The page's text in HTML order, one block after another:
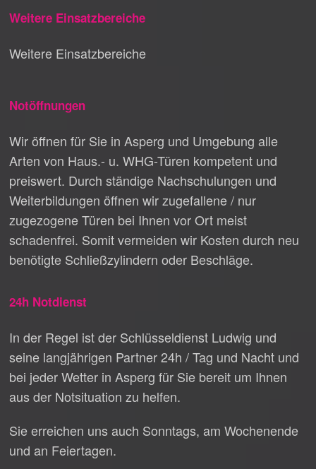
Weitere Einsatzbereiche
Weitere Einsatzbereiche
Notöffnungen
Wir öffnen für Sie in Asperg und Umgebung alle
Arten von Haus.- u. WHG-Türen kompetent und
preiswert. Durch ständige Nachschulungen und
Weiterbildungen öffnen wir zugefallene / nur
zugezogene Türen bei Ihnen vor Ort meist
schadenfrei. Somit vermeiden wir Kosten durch neu
benötigte Schließzylindern oder Beschläge.
24h Notdienst
In der Regel ist der Schlüsseldienst Ludwig und
seine langjährigen Partner 24h / Tag und Nacht und
bei jeder Wetter in Asperg für Sie bereit um Ihnen
aus der Notsituation zu helfen.
Sie erreichen uns auch Sonntags, am Wochenende
und an Feiertagen.